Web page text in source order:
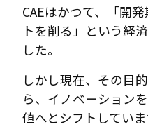
CAEはかつて、「開
トを削る」という経
した。
しかし現在、その目
ら、イノベーション
値へとシフトしていま